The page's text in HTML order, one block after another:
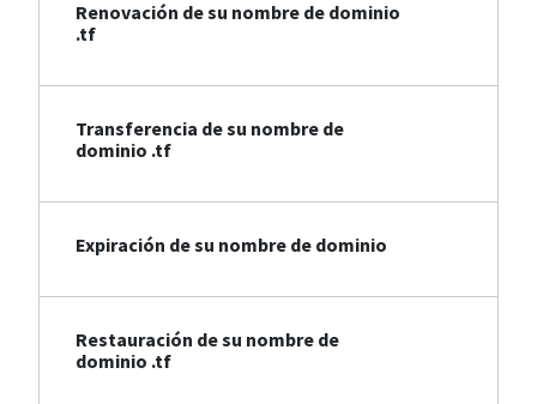
Renovación de su nombre de dominio
.tf
Transferencia de su nombre de
dominio .tf
Expiración de su nombre de dominio
Restauración de su nombre de
dominio .tf